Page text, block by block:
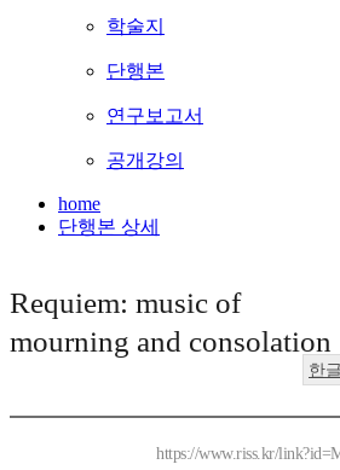
학술지
단행본
연구보고서
공개강의
home
단행본 상세
Requiem: music of
mourning and consolation
한
https://www.riss.kr/